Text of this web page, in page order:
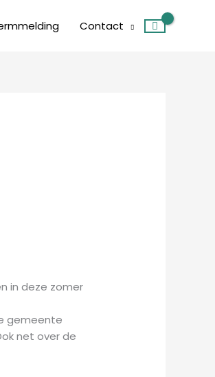
Contact
in deze zomer
gemeente
net over de